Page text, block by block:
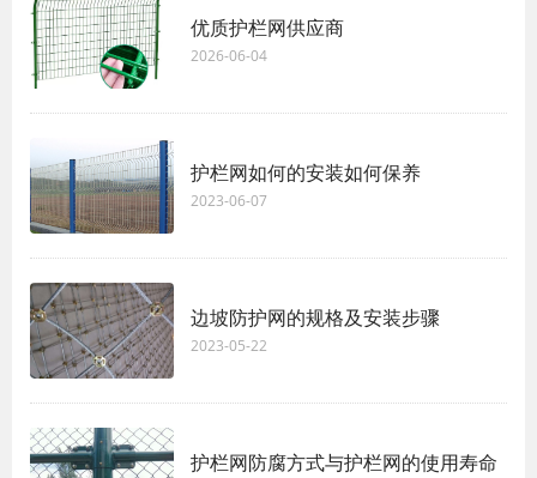
优质护栏网供应商
2026-06-04
护栏网如何的安装如何保养
2023-06-07
边坡防护网的规格及安装步骤
2023-05-22
护栏网防腐方式与护栏网的使用寿命